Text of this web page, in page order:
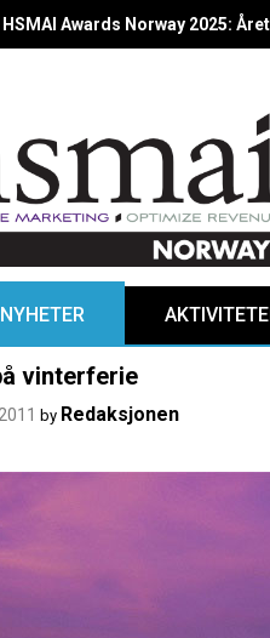
HSMAI Awards Norway 2025:
NYHETER
vinterferie
by Redaksjonen